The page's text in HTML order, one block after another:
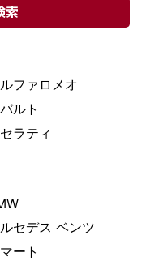
索
ファロメオ
ルト
ラティ
セデス ベンツ
ート